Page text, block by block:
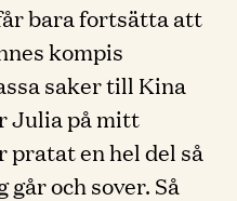
bara fortsätta att
kompis
saker till Kina
Julia på mitt
en hel del så
och sover. Så